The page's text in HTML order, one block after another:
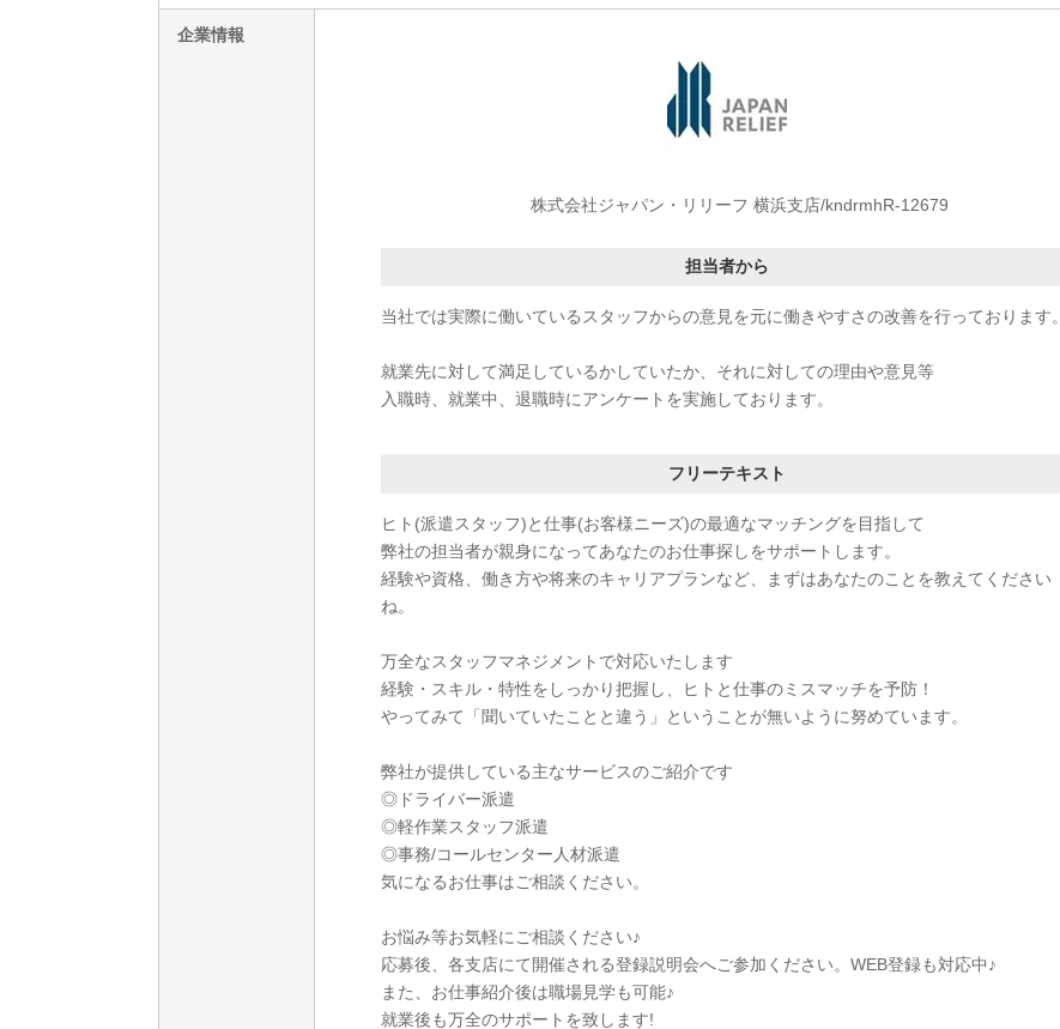
企業情報
株式会社ジャパン・リリーフ 横浜支店/kndrmhR-12679
担当者から
当社では実際に働いているスタッフからの意見を元に働きやすさの改善を行っております。
就業先に対して満足しているかしていたか、それに対しての理由や意見等
入職時、就業中、退職時にアンケートを実施しております。
フリーテキスト
ヒト(派遣スタッフ)と仕事(お客様ニーズ)の最適なマッチングを目指して
弊社の担当者が親身になってあなたのお仕事探しをサポートします。
経験や資格、働き方や将来のキャリアプランなど、まずはあなたのことを教えてください
ね。
万全なスタッフマネジメントで対応いたします
経験・スキル・特性をしっかり把握し、ヒトと仕事のミスマッチを予防！
やってみて「聞いていたことと違う」ということが無いように努めています。
弊社が提供している主なサービスのご紹介です
◎ドライバー派遣
◎軽作業スタッフ派遣
◎事務/コールセンター人材派遣
気になるお仕事はご相談ください。
お悩み等お気軽にご相談ください♪
応募後、各支店にて開催される登録説明会へご参加ください。WEB登録も対応中♪
また、お仕事紹介後は職場見学も可能♪
就業後も万全のサポートを致します!